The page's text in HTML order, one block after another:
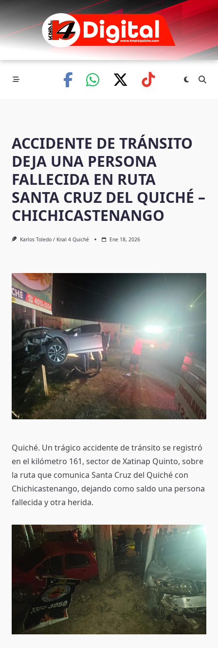
Skip
content
ACCIDENTE DE TRÁNSITO
DEJA UNA PERSONA
FALLECIDA EN RUTA
SANTA CRUZ DEL QUICHÉ –
CHICHICASTENANGO
Karlos Toledo / Knal 4 Quiché Ene 18, 2026
Quiché. Un trágico accidente de tránsito se registró
en el kilómetro 161, sector de Xatinap Quinto, sobre
la ruta que comunica Santa Cruz del Quiché con
Chichicastenango, dejando como saldo una persona
fallecida y otra herida.